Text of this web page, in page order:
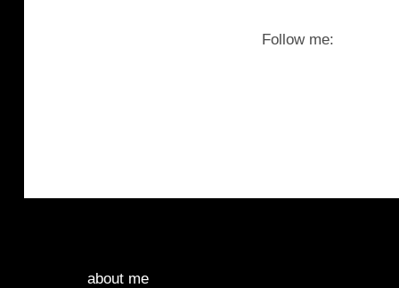
Follow me:
about me